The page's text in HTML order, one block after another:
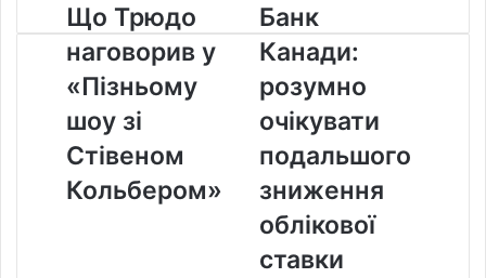
Що
Трюдо
наговорив
у
«Пізньому
шоу
зі
Стівеном
Кольбером»
Що Трюдо
наговорив у
«Пізньому
шоу зі
Стівеном
Кольбером»
Банк
Канади:
розумно
очікувати
подальшого
зниження
облікової
ставки
Банк
Канади:
розумно
очікувати
подальшого
зниження
облікової
ставки